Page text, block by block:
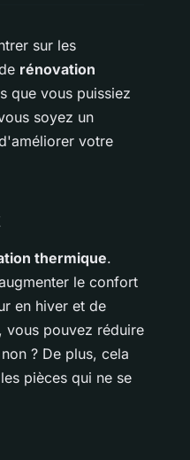
sur les
rénovation
que vous puissiez
soyez un
votre
thermique.
le confort
en hiver et de
vous pouvez réduire
? De plus, cela
pièces qui ne se